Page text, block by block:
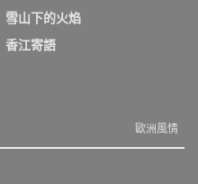
雪山下的火焰
香江寄語
歐洲風情